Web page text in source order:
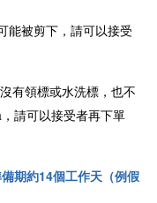
能被剪下，請可以接受
有領標或水洗標，也不
請可以接受者再下單
期約14個工作天（例假